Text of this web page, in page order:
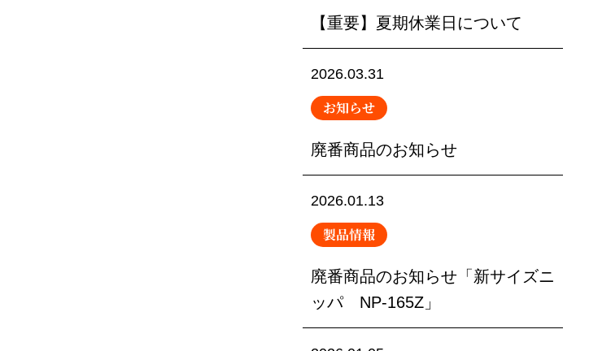
【重要】夏期休業日について
2026.03.31
お知らせ
廃番商品のお知らせ
2026.01.13
製品情報
廃番商品のお知らせ「新サイズニ
ッパ NP-165Z」